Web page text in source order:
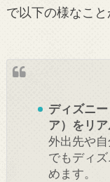
で以下の様なこと
ディズニ
ア）をリ
外出先や
でもディ
めます。